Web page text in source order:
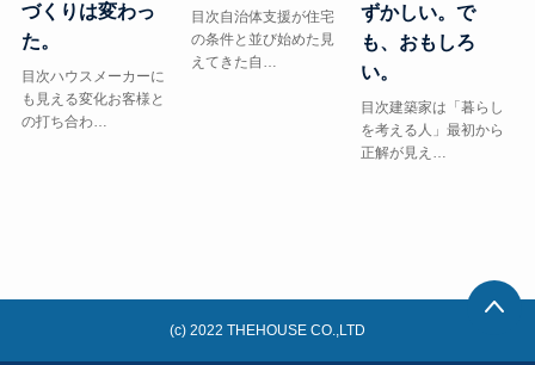
づくりは変わっ
た。
目次ハウスメーカーに
も見える変化お客様と
の打ち合わ…
目次自治体支援が住宅
の条件と並び始めた見
えてきた自…
ずかしい。で
も、おもしろ
い。
目次建築家は「暮らし
を考える人」最初から
正解が見え…
(c) 2022 THEHOUSE CO.,LTD